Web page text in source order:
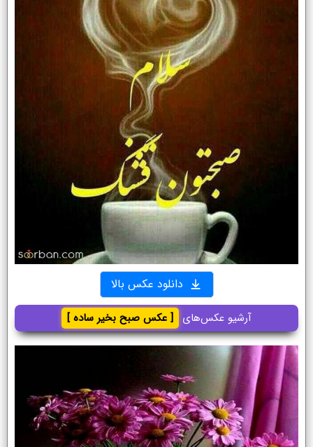
دانلود عکس بالا
آرشیو عکس‌های [ عکس صبح بخیر ساده ]